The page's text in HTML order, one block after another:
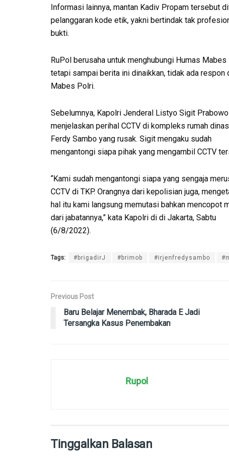
Informasi lainnya, mantan Kadiv Propam tersebut
pelanggaran kode etik, yakni bertindak tak
bukti.
RuPol berusaha untuk menghubungi Humas Mabes
tetapi sampai berita ini dinaikkan, tidak ada respon
Mabes Polri.
Sebelumnya, Kapolri Jenderal Listyo Sigit Prabowo
menjelaskan perihal CCTV di kompleks rumah
Ferdy Sambo yang rusak. Sigit mengaku sudah
mengantongi siapa pihak yang mengambil CCTV
“Kami sudah mengantongi siapa yang sengaja
CCTV di TKP. Orangnya dari kepolisian juga,
hal itu kami langsung memutasi bahkan mencopot
dari jabatannya,” kata Kapolri di di Jakarta, Sabtu
(6/8/2022).
Tags: #brigadirJ #brimob #irjenfredysambo
Previous Post
Baru Belajar Menembak, Bharada E Jadi
Tersangka Kasus Penembakan
Rupol
Tinggalkan Balasan